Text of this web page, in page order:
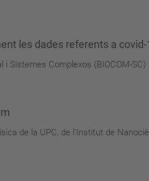
les dades referents a covid-
Sistemes Complexos (BIOCOM-
de la UPC, de l’Institut de